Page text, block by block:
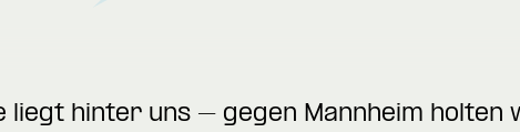
hinter uns – gegen Mannheim holten